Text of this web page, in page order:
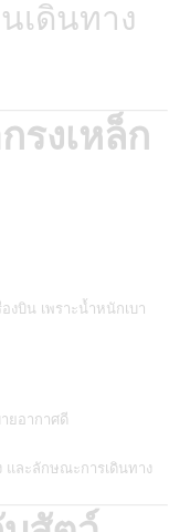
เดินทาง
รงเหล็ก
งบิน เพราะน้ำหนักเบา
ยอากาศดี
และลักษณะการเดินทาง